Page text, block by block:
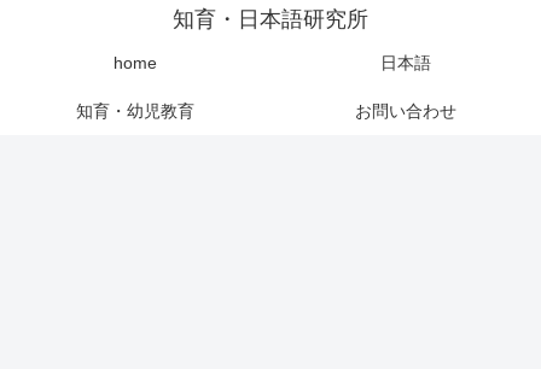
知育・日本語研究所
home 日本語
知育・幼児教育 お問い合わせ